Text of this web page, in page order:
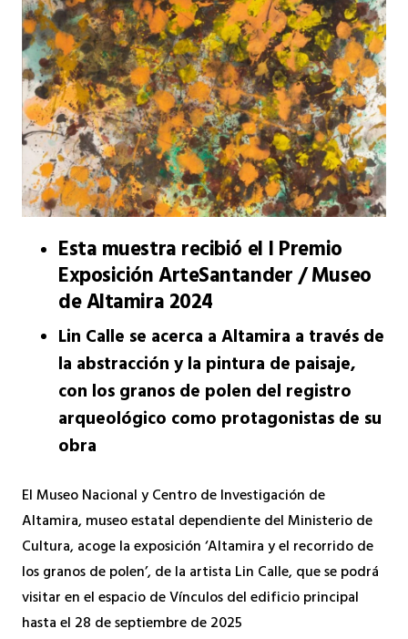
Esta muestra recibió el I Premio
Exposición ArteSantander / Museo
de Altamira 2024
Lin Calle se acerca a Altamira a través de
la abstracción y la pintura de paisaje,
con los granos de polen del registro
arqueológico como protagonistas de su
obra
El Museo Nacional y Centro de Investigación de
Altamira, museo estatal dependiente del Ministerio de
Cultura, acoge la exposición ‘Altamira y el recorrido de
los granos de polen’, de la artista Lin Calle, que se podrá
visitar en el espacio de Vínculos del edificio principal
hasta el 28 de septiembre de 2025